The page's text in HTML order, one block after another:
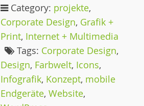
Category: projekte,
Corporate Design, Grafik +
Print, Internet + Multimedia
Tags: Corporate Design,
Design, Farbwelt, Icons,
Infografik, Konzept, mobile
Endgeräte,Website,